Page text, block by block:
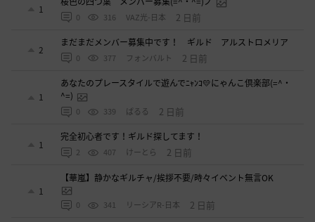
1
0 316 VAZ光-日本 2 日前
2
まだまだメンバー募集中です！ ギルド アルストロメリア
0 377 フォンバルト 2 日前
1
あなたのプレースタイルで遊んでﾆｬﾝｺ💛にゃんこ倶楽部(=^・
^=)
0 339 ぱるる 2 日前
1
完全初心者です！ギルド探してます！
2 407 けーとら 2 日前
1
【華嵐】静かなギルチャ/挨拶不要/時々イベント無言OK
0 341 リーシアR-日本 2 日前